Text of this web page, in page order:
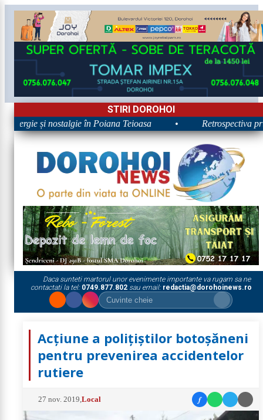
STIRI DOROHOI
și nostalgie în Poiana Teioasa Retrospectiva
Daca sunteti martorul unor evenimente importante va rugam sa ne
contactati la tel: 0749.877.802sau email: redactia@dorohoinews.ro
Acțiune a polițiștilor botoșăneni
pentru prevenirea accidentelor
rutiere
27 nov. 2019 ,Local f